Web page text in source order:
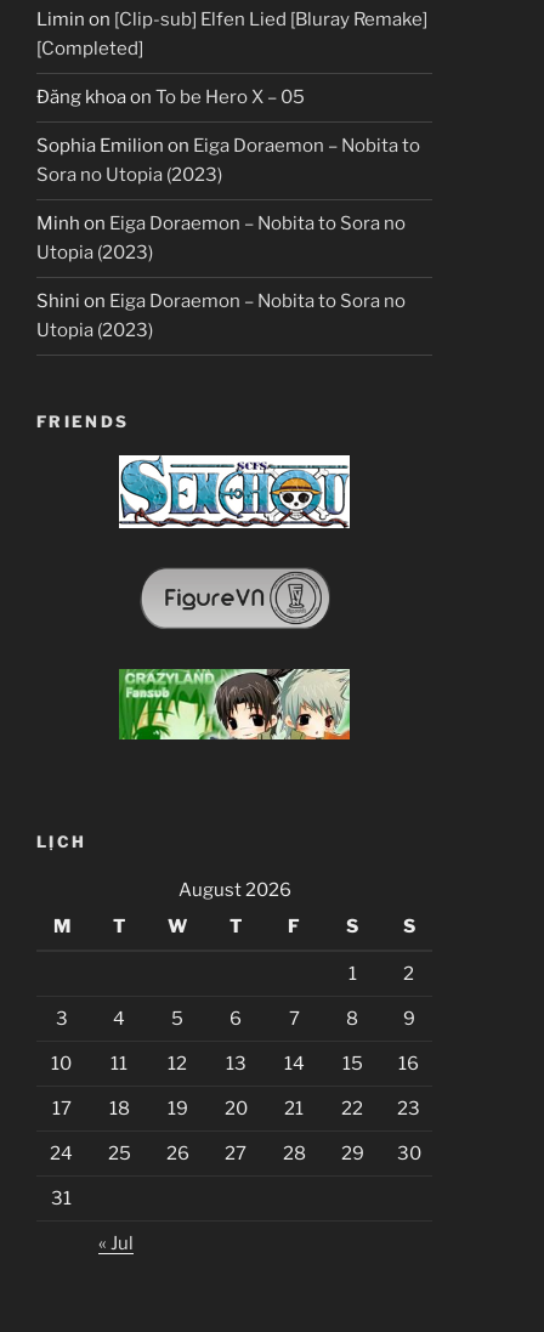
Limin on [Clip-sub] Elfen Lied [Bluray Remake]
[Completed]
Đăng khoaon To be Hero X – 05
Sophia Emilion on Eiga Doraemon – Nobita to
Sora no Utopia (2023)
Minh on Eiga Doraemon – Nobita to Sora no
Utopia (2023)
Shini on Eiga Doraemon – Nobita to Sora no
Utopia (2023)
FRIENDS
LỊCH
August 2026
M
T W T F S S
1 2
3 4 5 6 7 8 9
10 11 12 13 14 15 16
17 18 19 20 21 22 23
24 25 26 27 28 29 30
31
« Jul